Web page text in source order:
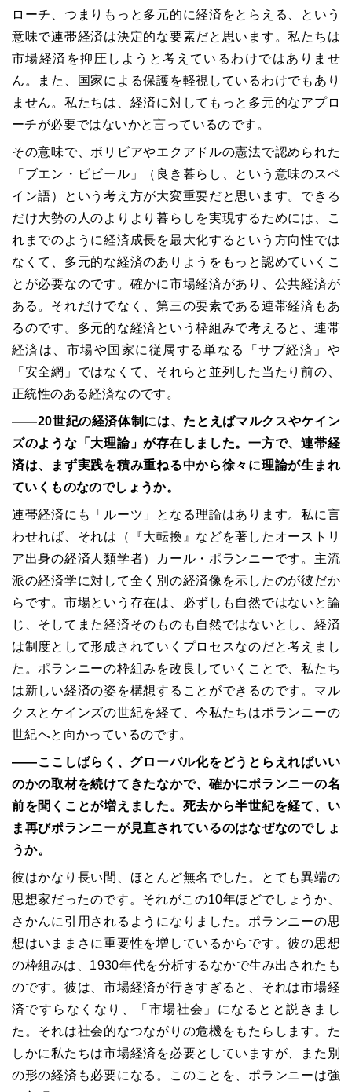
ローチ、つまりもっと多元的に経済をとらえる、という
意味で連帯経済は決定的な要素だと思います。私たちは
市場経済を抑圧しようと考えているわけではありませ
ん。また、国家による保護を軽視しているわけでもあり
ません。私たちは、経済に対してもっと多元的なアプロ
ーチが必要ではないかと言っているのです。
その意味で、ボリビアやエクアドルの憲法で認められた
「ブエン・ビビール」（良き暮らし、という意味のスペ
イン語）という考え方が大変重要だと思います。できる
だけ大勢の人のよりより暮らしを実現するためには、こ
れまでのように経済成長を最大化するという方向性では
なくて、多元的な経済のありようをもっと認めていくこ
とが必要なのです。確かに市場経済があり、公共経済が
ある。それだけでなく、第三の要素である連帯経済もあ
るのです。多元的な経済という枠組みで考えると、連帯
経済は、市場や国家に従属する単なる「サブ経済」や
「安全網」ではなくて、それらと並列した当たり前の、
正統性のある経済なのです。
――20世紀の経済体制には、たとえばマルクスやケイン
ズのような「大理論」が存在しました。一方で、連帯経
済は、まず実践を積み重ねる中から徐々に理論が生まれ
ていくものなのでしょうか。
連帯経済にも「ルーツ」となる理論はあります。私に言
わせれば、それは（『大転換』などを著したオーストリ
ア出身の経済人類学者）カール・ポランニーです。主流
派の経済学に対して全く別の経済像を示したのが彼だか
らです。市場という存在は、必ずしも自然ではないと論
じ、そしてまた経済そのものも自然ではないとし、経済
は制度として形成されていくプロセスなのだと考えまし
た。ポランニーの枠組みを改良していくことで、私たち
は新しい経済の姿を構想することができるのです。マル
クスとケインズの世紀を経て、今私たちはポランニーの
世紀へと向かっているのです。
――ここしばらく、グローバル化をどうとらえればいい
のかの取材を続けてきたなかで、確かにポランニーの名
前を聞くことが増えました。死去から半世紀を経て、い
ま再びポランニーが見直されているのはなぜなのでしょ
うか。
彼はかなり長い間、ほとんど無名でした。とても異端の
思想家だったのです。それがこの10年ほどでしょうか、
さかんに引用されるようになりました。ポランニーの思
想はいままさに重要性を増しているからです。彼の思想
の枠組みは、 1930年代を分析するなかで生み出されたも
のです。彼は、市場経済が行きすぎると、それは市場経
済ですらなくなり、「市場社会」になるとと説きまし
た。それは社会的なつながりの危機をもたらします。た
しかに私たちは市場経済を必要としていますが、また別
の形の経済も必要になる。このことを、ポランニーは強